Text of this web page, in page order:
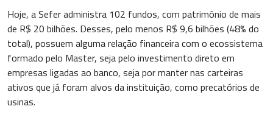
Hoje, a Sefer administra 102 fundos, com patrimônio de mais
de R$ 20 bilhões. Desses, pelo menos R$ 9,6 bilhões (48% do
total), possuem alguma relação financeira com o ecossistema
formado pelo Master, seja pelo investimento direto em
empresas ligadas ao banco, seja por manter nas carteiras
ativos que já foram alvos da instituição, como precatórios de
usinas.